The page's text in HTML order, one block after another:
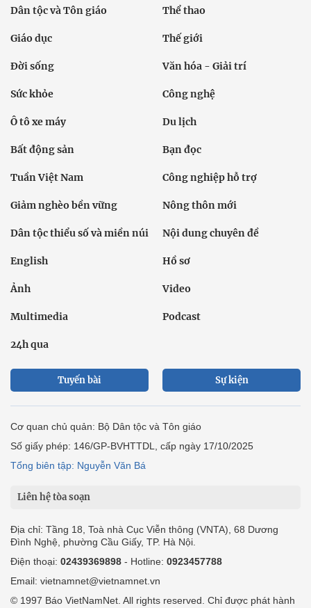
Dân tộc và Tôn giáo Thể thao
Giáo dục Thế giới
Đời sống Văn hóa - Giải trí
Sức khỏe Công nghệ
Ô tô xe máy Du lịch
Bất động sản Bạn đọc
Tuần Việt Nam Công nghiệp hỗ trợ
Giảm nghèo bền vững Nông thôn mới
Dân tộc thiểu số và miền núi Nội dung chuyên đề
English Hồ sơ
Ảnh Video
Multimedia Podcast
24h qua
Tuyến bài Sự kiện
Cơ quan chủ quản: Bộ Dân tộc và Tôn giáo
Số giấy phép: 146/GP-BVHTTDL, cấp ngày 17/10/2025
Tổng biên tập: Nguyễn Văn Bá
Liên hệ tòa soạn
Địa chỉ: Tầng 18, Toà nhà Cục Viễn thông (VNTA), 68 Dương
Đình Nghệ, phường Cầu Giấy, TP. Hà Nội.
Điện thoại: 02439369898 - Hotline: 0923457788
Email: vietnamnet@vietnamnet.vn
© 1997 Báo VietNamNet. All rights reserved. Chỉ được phát hành